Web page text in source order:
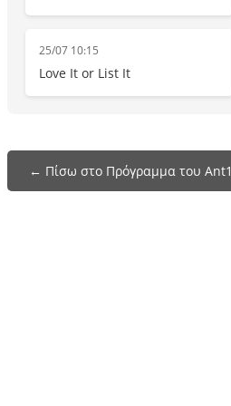
25/07 10:15
Love It or List It
← Πίσω στο Πρόγραμμα του Ant1